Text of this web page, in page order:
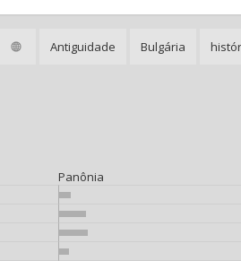
Antiguidade Bulgária
Panônia